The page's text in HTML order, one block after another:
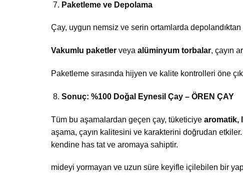
Paketleme ve Depolama
Çay, uygun nemsiz ve serin ortamlarda
Vakumlu paketler veya alüminyum torbalar, çayın
Paketleme sırasında hijyen ve kalite kontrolleri öne
Sonuç: %100 Doğal Eynesil Çay – ÖREN ÇAY
Tüm bu aşamalardan geçen çay, tüketiciye aromatik,
aşama, çayın kalitesini ve karakterini doğrudan
kendine has tat ve aromaya sahiptir.
mideyi yormayan ve uzun süre keyifle içilebilen bir